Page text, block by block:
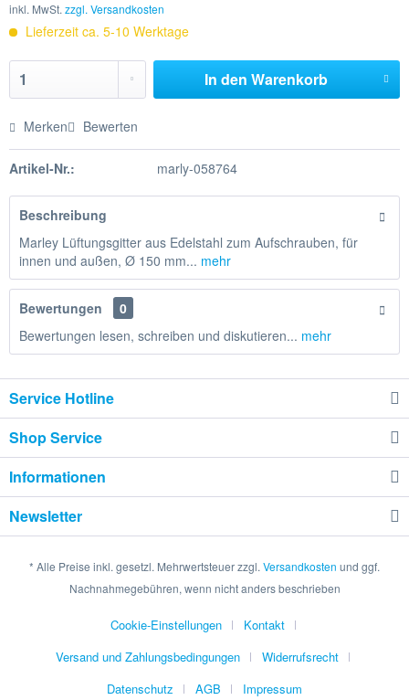
inkl. MwSt. zzgl. Versandkosten
Lieferzeit ca. 5-10 Werktage
In den Warenkorb
Merken Bewerten
Artikel-Nr.: marly-058764
Beschreibung
Marley Lüftungsgitter aus Edelstahl zum Aufschrauben, für
innen und außen, Ø 150 mm... mehr
Bewertungen
0
Bewertungen lesen, schreiben und diskutieren... mehr
Service Hotline
Shop Service
Informationen
Newsletter
* Alle Preise inkl. gesetzl. Mehrwertsteuer zzgl. Versandkosten und ggf.
Nachnahmegebühren, wenn nicht anders beschrieben
Cookie-Einstellungen
Kontakt
Versand und Zahlungsbedingungen
Widerrufsrecht
Datenschutz
AGB Impressum